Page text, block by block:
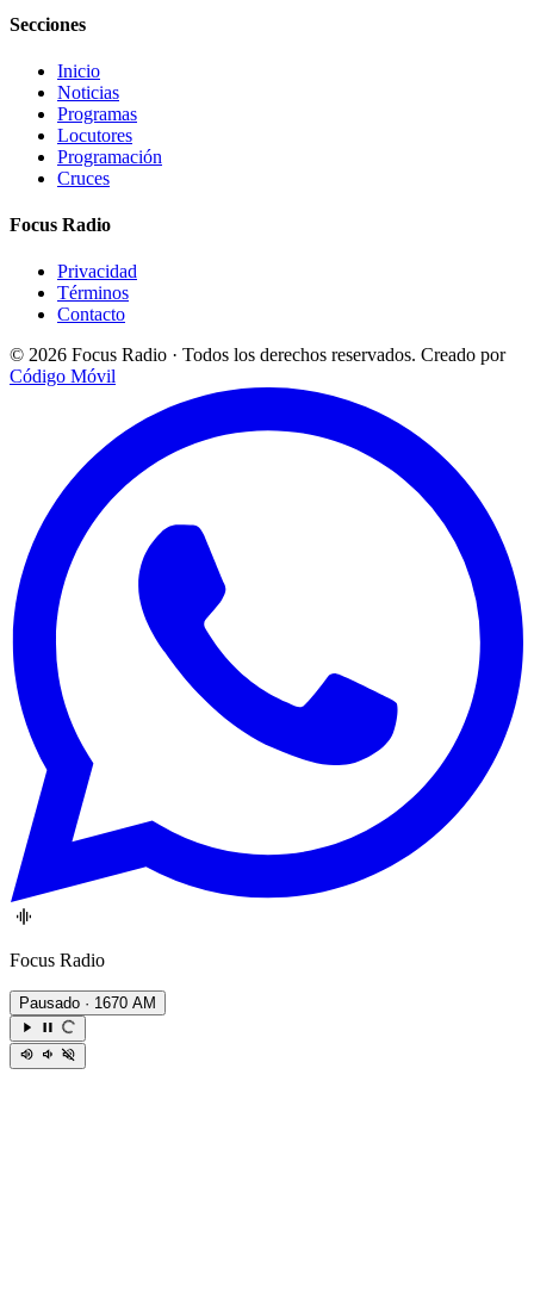
Secciones
Inicio
Noticias
Programas
Locutores
Programación
Cruces
Focus Radio
Privacidad
Términos
Contacto
© 2026 Focus Radio · Todos los derechos reservados. Creado por
Código Móvil
Focus Radio
Pausado · 1670 AM